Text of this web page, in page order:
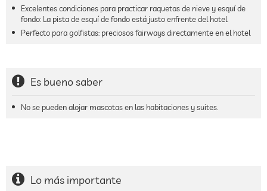
Excelentes condiciones para practicar raquetas de nieve y esquí de
fondo: La pista de esquí de fondo está justo enfrente del hotel.
Perfecto para golfistas: preciosos fairways directamente en el hotel
Es bueno saber
No se pueden alojar mascotas en las habitaciones y suites.
Lo más importante